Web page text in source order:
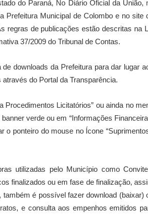
do Paraná, No Diário Oficial da União,
Prefeitura Municipal de Colombo e no site
regras de publicações estão descritas na
37/2009 do Tribunal de Contas.
downloads da Prefeitura para dar lugar
do Portal da Transparência.
Licitatórios” ou ainda no
verde ou em “Informações
ponteiro do mouse no Ícone
utilizadas pelo Município como
finalizados ou em fase de finalização,
é possível fazer download (baixar)
e consulta aos empenhos emitidos